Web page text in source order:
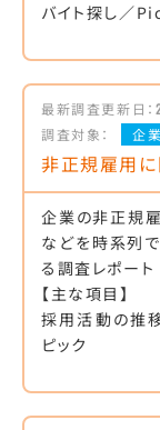
バイト探し／
最新調査更新日：
調査対象：
企業
非正規雇用
企業の非正規
などを時系列
る調査レポート
【主な項目】
採用活動の推
ピック